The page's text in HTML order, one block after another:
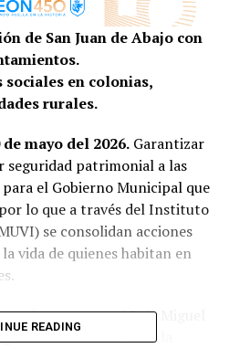
de San Juan de Abajo con
sociales en colonias,
rurales.
mayo del 2026.Garantizar
patrimonial a las
el Gobierno Municipal que
lo que a través del Instituto
se consolidan acciones
vida de quienes habitan en
que presentó Luis Miguel
de IMUVI, ante la
READING